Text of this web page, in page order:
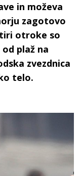
in moževa
zagotovo
otroke so
plaž na
zvezdnica
telo.